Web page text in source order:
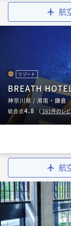
航
リゾート
BREATH
神奈川県 / 湘南・鎌倉
総合点4.8 （ 161件のレ
航